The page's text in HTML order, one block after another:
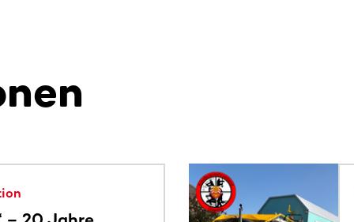
Nutze die Tab-Taste oder wische, um weitere Inhalte zu